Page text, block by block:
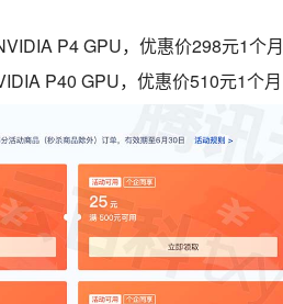
P4 GPU，优惠价298元1个月
P40 GPU，优惠价510元1个月